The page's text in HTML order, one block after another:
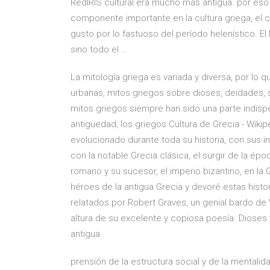
RedIRIS cultural era mucho más antigua. por
componente importante en la cultura griega, el
gusto por lo fastuoso del período helenístico.
sino todo el …
La mitología griega es variada y diversa, por lo
urbanas, mitos griegos sobre dioses,
mitos griegos siempre han sido una parte
antigüedad, los griegos Cultura de Grecia -
evolucionado durante toda su historia, con sus
con la notable Grecia clásica, el surgir de la
romano y su sucesor, el imperio bizantino, en la
héroes de la antigua Grecia y devoré estas
relatados por Robert Graves, un genial bardo
altura de su excelente y copiosa poesía.
antigua
prensión de la estructura social y de la